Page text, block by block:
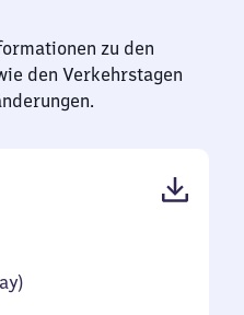
zu den
den Verkehrstagen